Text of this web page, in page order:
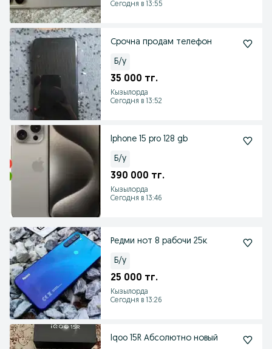
Сегодня в 13:55
Срочна продам телефон
Б/у
35 000 тг.
Кызылорда
Сегодня в 13:52
Iphone 15 pro 128 gb
Б/у
390 000 тг.
Кызылорда
Сегодня в 13:46
Редми нот 8 рабочи 25к
Б/у
25 000 тг.
Кызылорда
Сегодня в 13:26
Iqoo 15R Абсолютно новый